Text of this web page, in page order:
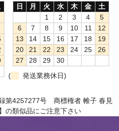
日
月 火 水 木 金
土
1
2 3 4
5
6
7 8 9 10 11
12
13
14 15 16 17 18
19
20
21 22 23 24 25
26
27
28 29
30
(
発送業務休日)
第4257277号 商標権者 帷子 春見
の類似品にご注意下さい